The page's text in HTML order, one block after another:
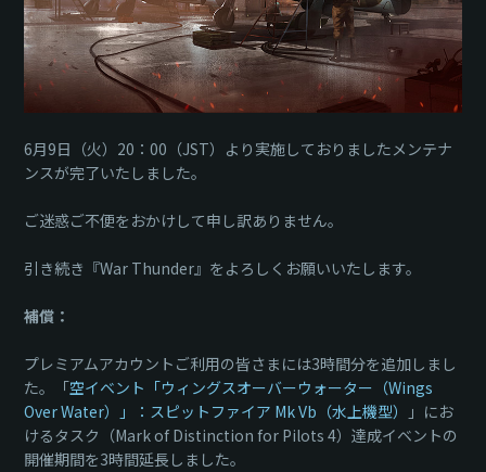
6月9日（火）20：00（JST）より実施しておりましたメンテナ
ンスが完了いたしました。
ご迷惑ご不便をおかけして申し訳ありません。
引き続き『War Thunder』をよろしくお願いいたします。
補償：
プレミアムアカウントご利用の皆さまには3時間分を追加しまし
た。「空イベント「ウィングスオーバーウォーター（Wings
Over Water）」：スピットファイア Mk Vb（水上機型）
」にお
けるタスク（Mark of Distinction for Pilots 4）達成イベントの
開催期間を3時間延長しました。